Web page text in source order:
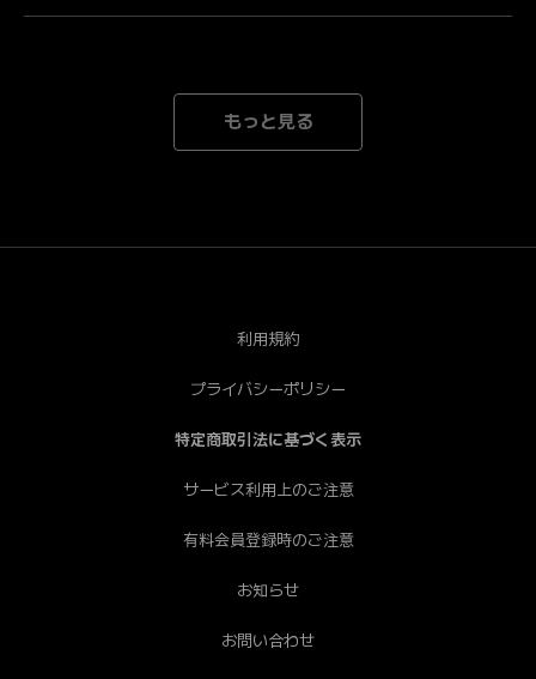
は、ご登録のメールアドレスとパスワードにてログイン
外では、接続を遮断しております。海外中継者の権利を
解とご了承のほどよろしくお願いいたします。
以上のデバイスをご利用の場合でも、機器の性能が低下
された場合にはご利用になれない場合がございます。
す。
もっと見る
利用規約
プライバシーポリシー
特定商取引法に基づく表示
サービス利用上のご注意
有料会員登録時のご注意
お知らせ
お問い合わせ